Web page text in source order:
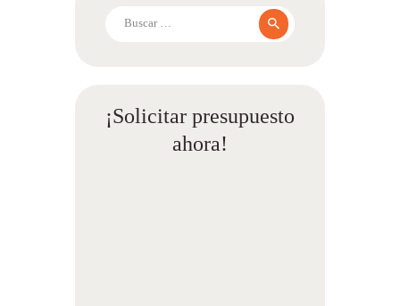
¡Solicitar presupuesto
ahora!